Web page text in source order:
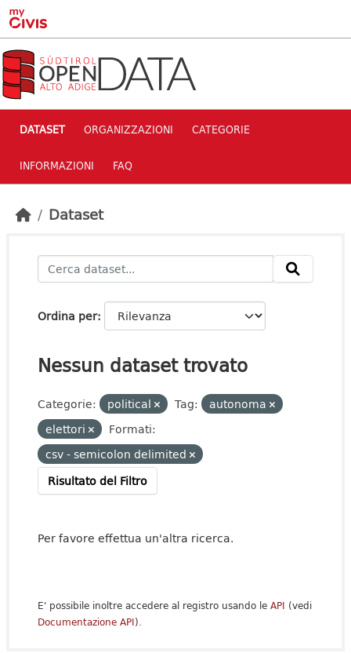
Skip to main content
DATASET ORGANIZZAZIONI CATEGORIE
INFORMAZIONI FAQ
Dataset
Ordina per
Nessun dataset trovato
Categorie: political Tag:
autonoma
elettori
Formati:
csv - semicolon delimited
Risultato del Filtro
Per favore effettua un'altra ricerca.
E' possibile inoltre accedere al registro usando le API (vedi
Documentazione API).